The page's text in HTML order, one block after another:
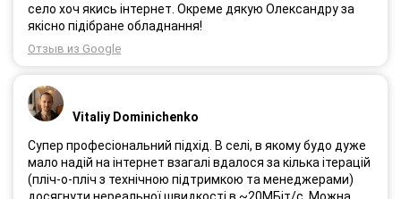
село хоч якись інтернет. Окреме дякую Олександру за
якісно підібране обладнання!
Отзыв из Google
Vitaliy Dominichenko
Супер професіональний підхід. В селі, в якому будо дуже
мало надій на інтернет взагалі вдалося за кілька ітерацій
(пліч-о-пліч з технічною підтримкою та менеджерами)